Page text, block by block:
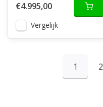
€4.995,00
Vergelijk
1 2